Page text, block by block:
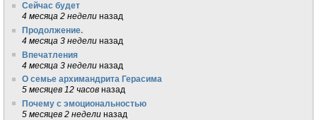
Сейчас будет
4 месяца 2 недели назад
Продолжение.
4 месяца 3 недели назад
Впечатления
4 месяца 3 недели назад
О семье архимандрита Герасима
5 месяцев 12 часов назад
Почему с эмоциональностью
5 месяцев 2 недели назад